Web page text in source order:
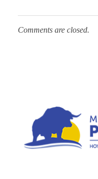
Comments are closed.